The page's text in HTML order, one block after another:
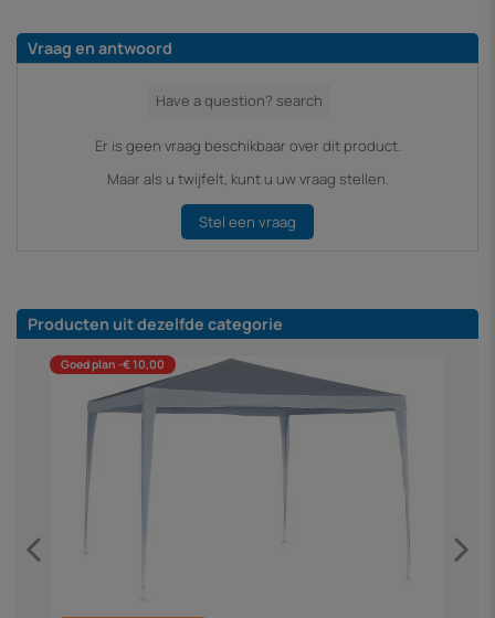
Vraag en antwoord
Er is geen vraag beschikbaar over dit product.
Maar als u twijfelt, kunt u uw vraag stellen.
Stel een vraag
Producten uit dezelfde categorie
Goed plan -€ 10,00